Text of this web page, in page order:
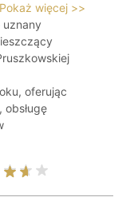
Pokaż więcej >>
uznany
oferując